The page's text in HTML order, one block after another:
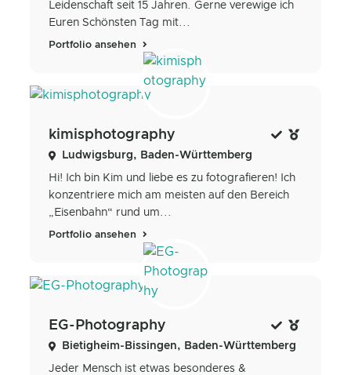
Leidenschaft seit 15 Jahren. Gerne verewige ich
Euren Schönsten Tag mit...
Portfolio ansehen
kimisphotography
Ludwigsburg, Baden-Württemberg
Hi! Ich bin Kim und liebe es zu fotografieren! Ich
konzentriere mich am meisten auf den Bereich
„Eisenbahn“ rund um...
Portfolio ansehen
EG-Photography
Bietigheim-Bissingen, Baden-Württemberg
Jeder Mensch ist etwas besonderes &